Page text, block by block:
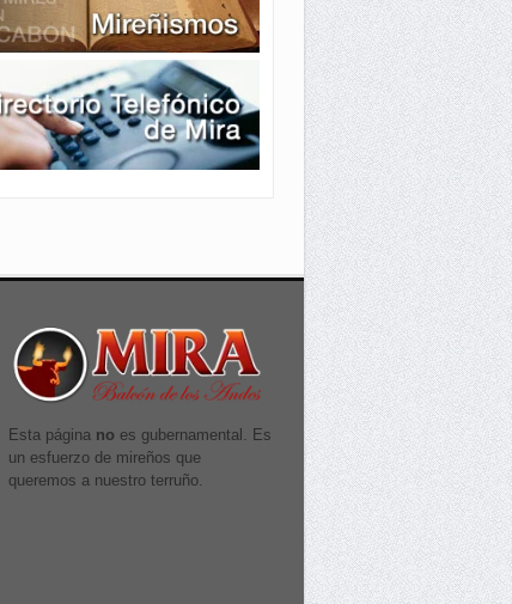
Esta página no es gubernamental. Es
un esfuerzo de mireños que
queremos a nuestro terruño.